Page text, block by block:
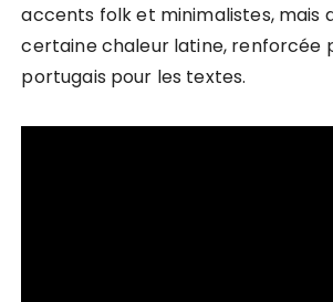
accents folk et minimalistes, mais
certaine chaleur latine, renforcée
portugais pour les textes.